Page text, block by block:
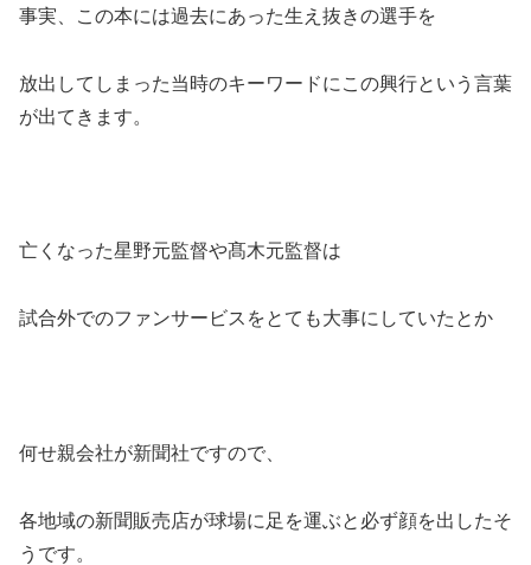
事実、この本には過去にあった生え抜きの選手を
放出してしまった当時のキーワードにこの興行という言葉
が出てきます。
亡くなった星野元監督や髙木元監督は
試合外でのファンサービスをとても大事にしていたとか
何せ親会社が新聞社ですので、
各地域の新聞販売店が球場に足を運ぶと必ず顔を出したそ
うです。